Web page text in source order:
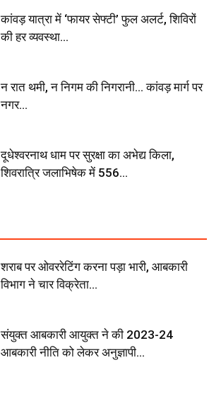
कांवड़ यात्रा में ‘फायर सेफ्टी’ फुल अलर्ट, शिविरों
की हर व्यवस्था...
न रात थमी, न निगम की निगरानी… कांवड़ मार्ग पर
नगर...
दूधेश्वरनाथ धाम पर सुरक्षा का अभेद्य किला,
शिवरात्रि जलाभिषेक में 556...
शराब पर ओवररेटिंग करना पड़ा भारी, आबकारी
विभाग ने चार विक्रेता...
संयुक्त आबकारी आयुक्त ने की 2023-24
आबकारी नीति को लेकर अनुज्ञापी...